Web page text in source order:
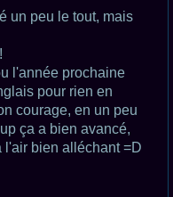
un peu le tout, mais
l'année prochaine
pour rien en
courage, en un peu
ça a bien avancé,
l'air bien alléchant =D